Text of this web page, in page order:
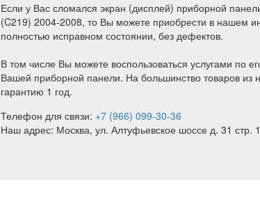
Если у Вас сломался экран (дисплей) приборной
(C219) 2004-2008, то Вы можете приобрести в нашем
полностью исправном состоянии, без дефектов.
В том числе Вы можете воспользоваться услугами по
Вашей приборной панели. На большинство товаров из
гарантию 1 год.
Телефон для связи: +7 (966) 099-30-36
Наш адрес: Москва, ул. Алтуфьевское шоссе д. 31 стр.